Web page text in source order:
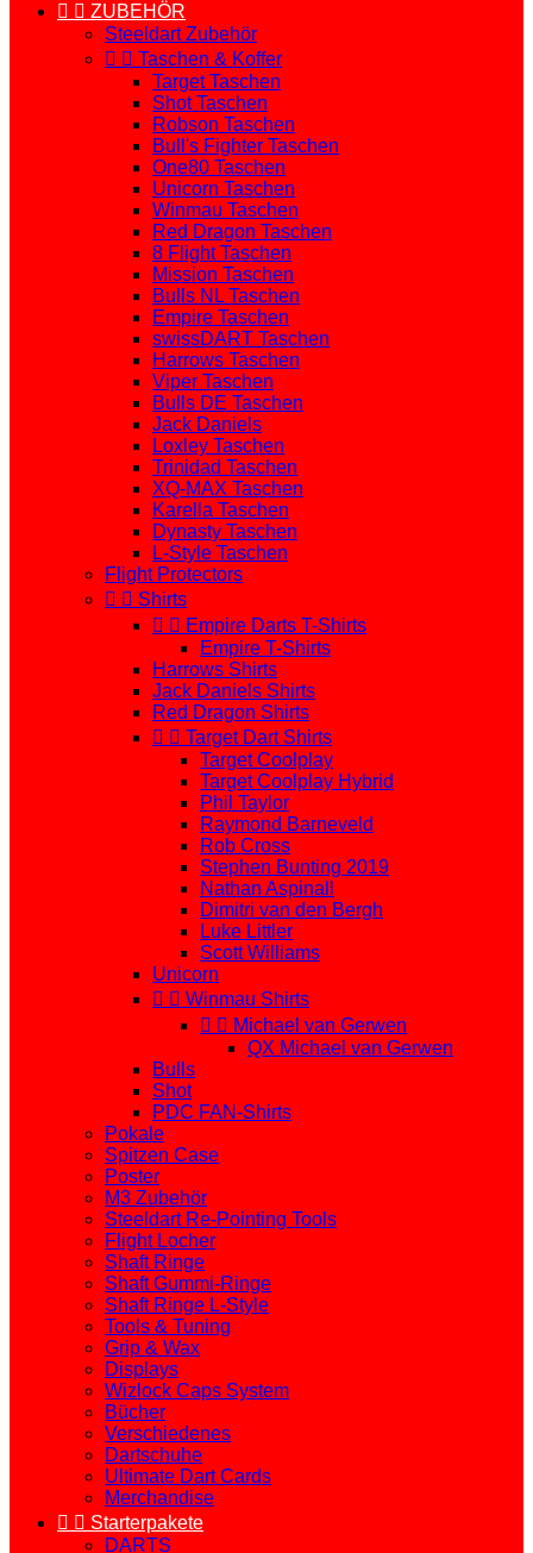
  ZUBEHÖR
Steeldart Zubehör
  Taschen & Koffer
Target Taschen
Shot Taschen
Robson Taschen
Bull's Fighter Taschen
One80 Taschen
Unicorn Taschen
Winmau Taschen
Red Dragon Taschen
8 Flight Taschen
Mission Taschen
Bulls NL Taschen
Empire Taschen
swissDART Taschen
Harrows Taschen
Viper Taschen
Bulls DE Taschen
Jack Daniels
Loxley Taschen
Trinidad Taschen
XQ-MAX Taschen
Karella Taschen
Dynasty Taschen
L-Style Taschen
Flight Protectors
  Shirts
  Empire Darts T-Shirts
Empire T-Shirts
Harrows Shirts
Jack Daniels Shirts
Red Dragon Shirts
  Target Dart Shirts
Target Coolplay
Target Coolplay Hybrid
Phil Taylor
Raymond Barneveld
Rob Cross
Stephen Bunting 2019
Nathan Aspinall
Dimitri van den Bergh
Luke Littler
Scott Williams
Unicorn
  Winmau Shirts
  Michael van Gerwen
QX Michael van Gerwen
Bulls
Shot
PDC FAN-Shirts
Pokale
Spitzen Case
Poster
M3 Zubehör
Steeldart Re-Pointing Tools
Flight Locher
Shaft Ringe
Shaft Gummi-Ringe
Shaft Ringe L-Style
Tools & Tuning
Grip & Wax
Displays
Wizlock Caps System
Bücher
Verschiedenes
Dartschuhe
Ultimate Dart Cards
Merchandise
  Starterpakete
DARTS